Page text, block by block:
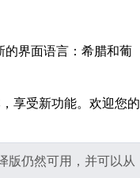
界面语言：希腊和葡
享受新功能。欢迎您的
版仍然可用，并可以从